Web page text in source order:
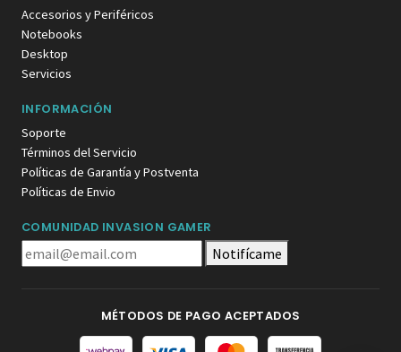
Accesorios y Periféricos
Notebooks
Desktop
Servicios
INFORMACIÓN
Soporte
Términos del Servicio
Políticas de Garantía y Postventa
Políticas de Envio
COMUNIDAD INVASION GAMER
Notifícame
MÉTODOS DE PAGO ACEPTADOS